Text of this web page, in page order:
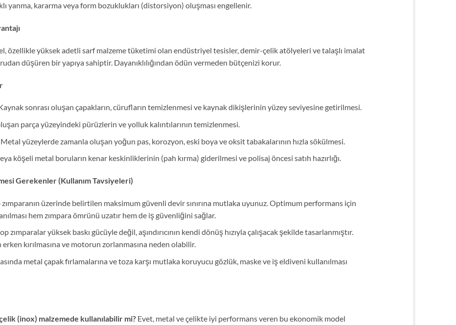
yanma, kararma veya form bozuklukları (distorsiyon) oluşması engellenir.
özellikle yüksek adetli sarf malzeme tüketimi olan endüstriyel tesisler, demir-çelik atölyeleri ve talaşlı imalat
düşüren bir yapıya sahiptir. Dayanıklılığından ödün vermeden bütçenizi korur.
sonrası oluşan çapakların, cürufların temizlenmesi ve kaynak dikişlerinin yüzey seviyesine getirilmesi.
parça yüzeyindeki pürüzlerin ve yolluk kalıntılarının temizlenmesi.
yüzeylerde zamanla oluşan yoğun pas, korozyon, eski boya ve oksit tabakalarının hızla sökülmesi.
köşeli metal boruların kenar keskinliklerinin (pah kırma) giderilmesi ve polisaj öncesi satıh hazırlığı.
Gerekenler (Kullanım Tavsiyeleri)
üzerinde belirtilen maksimum güvenli devir sınırına mutlaka uyunuz. Optimum performans için
hem zımpara ömrünü uzatır hem de iş güvenliğini sağlar.
zımparalar yüksek baskı gücüyle değil, aşındırıcının kendi dönüş hızıyla çalışacak şekilde tasarlanmıştır.
erken kırılmasına ve motorun zorlanmasına neden olabilir.
metal çapak fırlamalarına ve toza karşı mutlaka koruyucu gözlük, maske ve iş eldiveni kullanılması
(inox) malzemede kullanılabilir mi?Evet, metal ve çelikte iyi performans veren bu ekonomik model